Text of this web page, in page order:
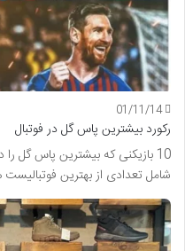
01/11/14
رکورد بیشترین پاس گل در فوتبال
10 بازیکنی که بیشترین پاس گل
شامل تعدادی از بهترین